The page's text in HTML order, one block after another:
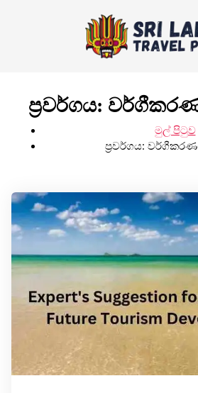
ප්‍රවර්ගය:
මුල් පිටුව
ප්‍රවර්ගය: